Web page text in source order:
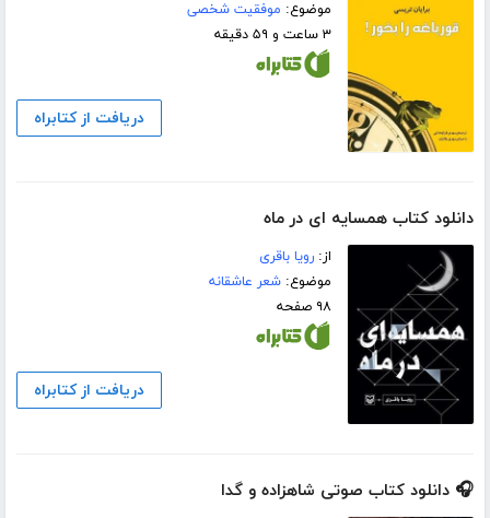
موضوع: موفقیت شخصی
۳ ساعت و ۵۹ دقیقه
دریافت از کتابراه
دانلود کتاب همسایه ای در ماه
از:رویا باقری
موضوع:شعر عاشقانه
۹۸ صفحه
دریافت از کتابراه
🎧 دانلود کتاب صوتی شاهزاده و گدا